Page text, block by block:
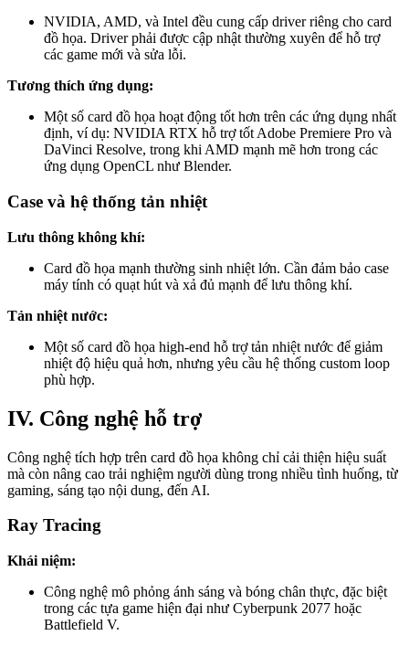
NVIDIA, AMD, và Intel đều cung cấp driver riêng cho card
đồ họa. Driver phải được cập nhật thường xuyên để hỗ trợ
các game mới và sửa lỗi.
Tương thích ứng dụng:
Một số card đồ họa hoạt động tốt hơn trên các ứng dụng nhất
định, ví dụ: NVIDIA RTX hỗ trợ tốt Adobe Premiere Pro và
DaVinci Resolve, trong khi AMD mạnh mẽ hơn trong các
ứng dụng OpenCL như Blender.
Case và hệ thống tản nhiệt
Lưu thông không khí:
Card đồ họa mạnh thường sinh nhiệt lớn. Cần đảm bảo case
máy tính có quạt hút và xả đủ mạnh để lưu thông khí.
Tản nhiệt nước:
Một số card đồ họa high-end hỗ trợ tản nhiệt nước để giảm
nhiệt độ hiệu quả hơn, nhưng yêu cầu hệ thống custom loop
phù hợp.
IV. Công nghệ hỗ trợ
Công nghệ tích hợp trên card đồ họa không chỉ cải thiện hiệu suất
mà còn nâng cao trải nghiệm người dùng trong nhiều tình huống, từ
gaming, sáng tạo nội dung, đến AI.
Ray Tracing
Khái niệm:
Công nghệ mô phỏng ánh sáng và bóng chân thực, đặc biệt
trong các tựa game hiện đại như Cyberpunk 2077 hoặc
Battlefield V.